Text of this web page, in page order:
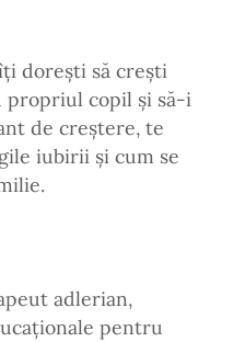
dorești să crești
propriul copil și să-i
de creștere, te
iubirii și cum se
adlerian,
pentru